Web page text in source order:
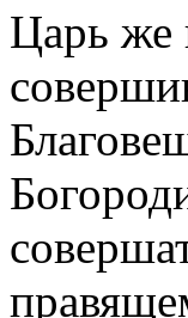
Царь же